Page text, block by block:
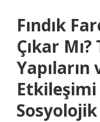
Fındık
Çıkar